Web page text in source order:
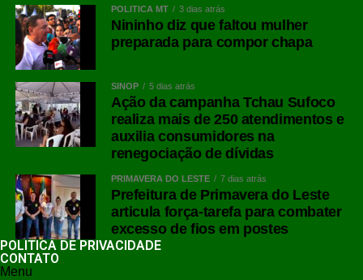
POLÍTICA MT 3 dias atrás
Nininho diz que faltou mulher
preparada para compor chapa
SINOP 5 dias atrás
Ação da campanha Tchau Sufoco
realiza mais de 250 atendimentos e
auxilia consumidores na
renegociação de dívidas
PRIMAVERA DO LESTE 7 dias atrás
Prefeitura de Primavera do Leste
articula força-tarefa para combater
excesso de fios em postes
POLÍTICA DE PRIVACIDADE
CONTATO
Menu